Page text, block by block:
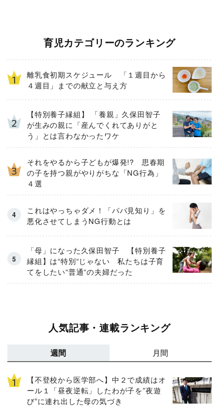
育児カテゴリーのランキング
離乳食初期スケジュール 「１週目から
４週目」までの献立と与え方
【特別養子縁組】 「養親」久保田智子
が生みの親に「産んでくれてありがと
う」とは言わなかったワケ
それをやるから子どもが爆発!? 思春期
の子を持つ親がやりがちな「NG行為」
４選
これはやっちゃダメ！「パパ見知り」を
悪化させてしまうNG行動とは
「母」になった久保田智子 【特別養子
縁組】は“特別“じゃない 私たちは子育
てをしたい“普通“の夫婦だった
人気記事・連載ランキング
週間 月間
【不登校から医学部へ】中２で成績はオ
ール１「昼夜逆転」したわが子を”夜遊
び”に連れ出した母の気づき